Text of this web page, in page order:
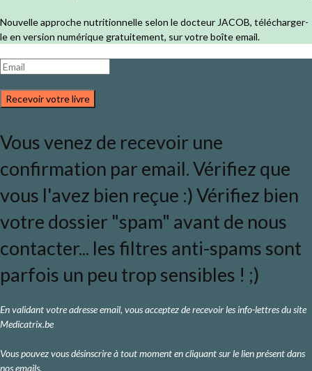
Nouvelle approche nutritionnelle selon le docteur JACOB, télécharger-
le en version numérique gratuitement, sur votre boîte email.
Recevoir votre livre
Vous venez de recevoir une
confirmation par email. Vérifiez que
vous l'avez bien reçue :) Vérifiez bien
votre dossier "spam" avant de nous
contacter... les filtres anti-spams sont
parfois un peu trop sensibles ! ;)
En validant votre adresse email, vous acceptez de recevoir les info-lettres du site
Medicatrix.be
Vous pouvez vous désinscrire à tout moment en cliquant sur le lien présent dans
nos emails.